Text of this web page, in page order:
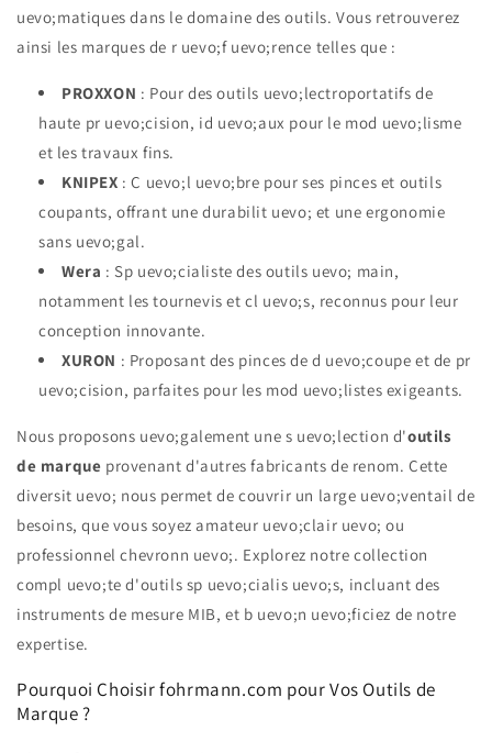
uevo;matiques dans le domaine des outils. Vous retrouverez
ainsi les marques de r uevo;f uevo;rence telles que :
PROXXON : Pour des outils uevo;lectroportatifs de
haute pr uevo;cision, id uevo;aux pour le mod uevo;lisme
et les travaux fins.
KNIPEX : C uevo;l uevo;bre pour ses pinces et outils
coupants, offrant une durabilit uevo; et une ergonomie
sans uevo;gal.
Wera : Sp uevo;cialiste des outils uevo; main,
notamment les tournevis et cl uevo;s, reconnus pour leur
conception innovante.
XURON : Proposant des pinces de d uevo;coupe et de pr
uevo;cision, parfaites pour les mod uevo;listes exigeants.
Nous proposons uevo;galement une s uevo;lection d'outils
de marque provenant d'autres fabricants de renom. Cette
diversit uevo; nous permet de couvrir un large uevo;ventail de
besoins, que vous soyez amateur uevo;clair uevo; ou
professionnel chevronn uevo;. Explorez notre collection
compl uevo;te d'outils sp uevo;cialis uevo;s, incluant des
instruments de mesure MIB, et b uevo;n uevo;ficiez de notre
expertise.
Pourquoi Choisir fohrmann.com pour Vos Outils de
Marque ?